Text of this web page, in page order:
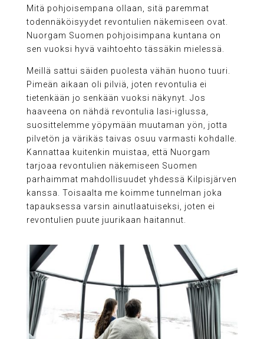
Mitä pohjoisempana ollaan, sitä paremmat
todennäköisyydet revontulien näkemiseen ovat.
Nuorgam Suomen pohjoisimpana kuntana on
sen vuoksi hyvä vaihtoehto tässäkin mielessä.
Meillä sattui säiden puolesta vähän huono tuuri.
Pimeän aikaan oli pilviä, joten revontulia ei
tietenkään jo senkään vuoksi näkynyt. Jos
haaveena on nähdä revontulia lasi-iglussa,
suosittelemme yöpymään muutaman yön, jotta
pilvetön ja värikäs taivas osuu varmasti kohdalle.
Kannattaa kuitenkin muistaa, että Nuorgam
tarjoaa revontulien näkemiseen Suomen
parhaimmat mahdollisuudet yhdessä Kilpisjärven
kanssa. Toisaalta me koimme tunnelman joka
tapauksessa varsin ainutlaatuiseksi, joten ei
revontulien puute juurikaan haitannut.